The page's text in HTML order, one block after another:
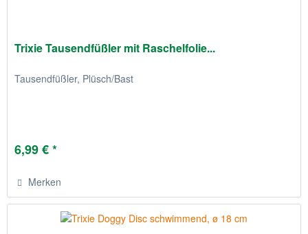
Trixie Tausendfüßler mit Raschelfolie...
Tausendfüßler, Plüsch/Bast
6,99 € *
Merken